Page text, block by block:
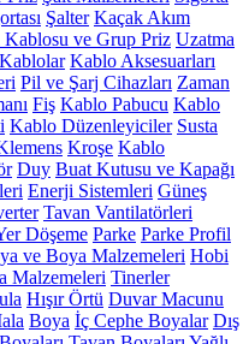
Şalter Kaçak Akım
Kablosu ve Grup Priz Uzatma
Kablolar Kablo Aksesuarları
Pil ve Şarj Cihazları Zaman
Fiş Kablo Pabucu Kablo
Kablo Düzenleyiciler Susta
Kroşe Kablo
Duy Buat Kutusu ve Kapağı
Enerji Sistemleri Güneş
Tavan Vantilatörleri
Döşeme Parke Parke Profil
ve Boya Malzemeleri Hobi
Malzemeleri Tinerler
Hışır Örtü Duvar Macunu
Boya İç Cephe Boyalar Dış